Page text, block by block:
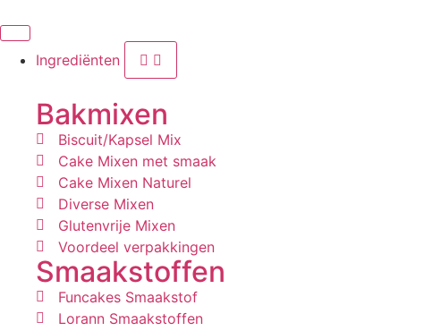
Ingrediënten
Bakmixen
Biscuit/Kapsel Mix
Cake Mixen met smaak
Cake Mixen Naturel
Diverse Mixen
Glutenvrije Mixen
Voordeel verpakkingen
Smaakstoffen
Funcakes Smaakstof
Lorann Smaakstoffen